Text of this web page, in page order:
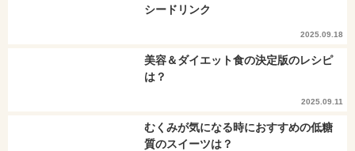
シードリンク
2025.09.18
美容＆ダイエット食の決定版のレシピ
は？
2025.09.11
むくみが気になる時におすすめの低糖
質のスイーツは？